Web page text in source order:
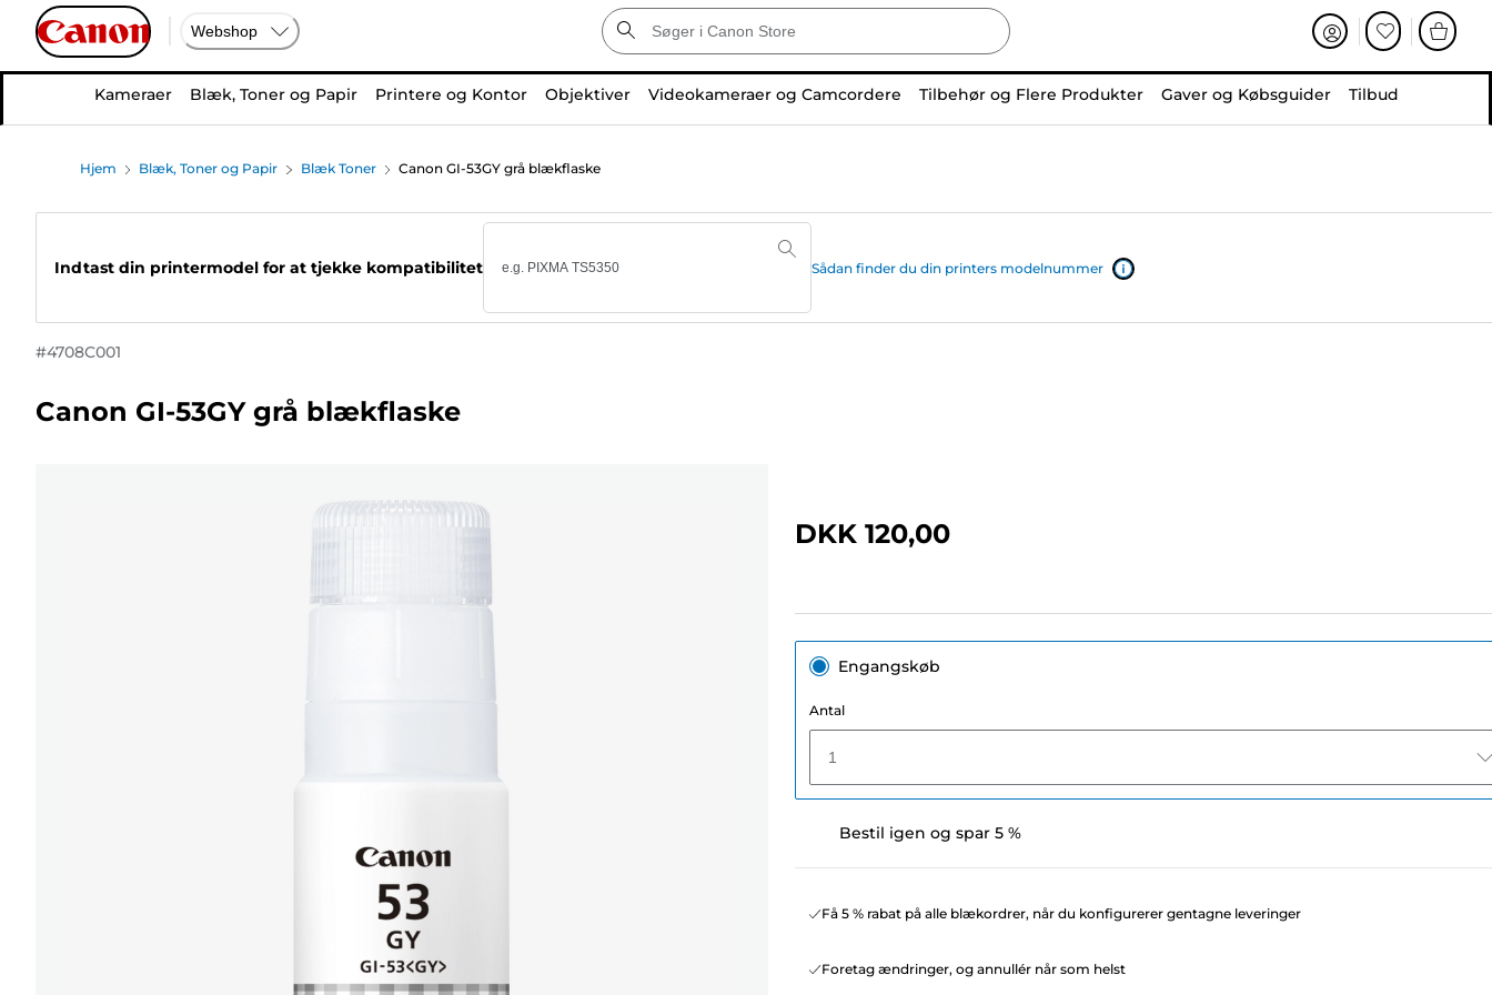
Webshop
Kameraer Blæk, Toner og Papir Printere og Kontor Objektiver Videokameraer og Camcordere Tilbehør og Flere Produkter Gaver og Købsguider Tilbud
Hjem Blæk, Toner og Papir Blæk Toner Canon GI-53GY grå blækflaske
Indtast din printermodel for at tjekke kompatibilitet Sådan finder du din printers modelnummer
#4708C001
Canon GI-53GY grå blækflaske
DKK 120,00
Engangskøb
Antal
1
Bestil igen og spar 5 %
Få 5 % rabat på alle blækordrer, når du konfigurerer gentagne leveringer
Foretag ændringer, og annullér når som helst